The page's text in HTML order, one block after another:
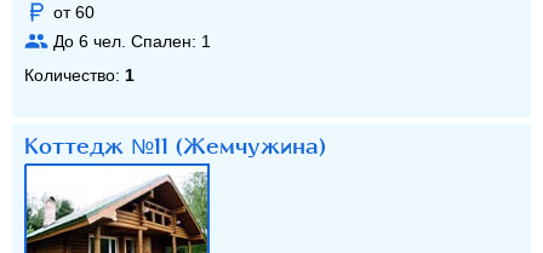
от 60
До 6 чел. Спален: 1
Количество: 1
Коттедж №11 (Жемчужина)